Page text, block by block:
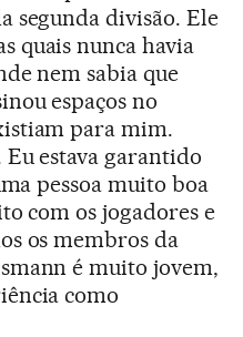
segunda divisão. Ele
quais nunca havia
nem sabia que
espaços no
para mim.
estava garantido
pessoa muito boa
com os jogadores e
os membros da
é muito jovem,
como